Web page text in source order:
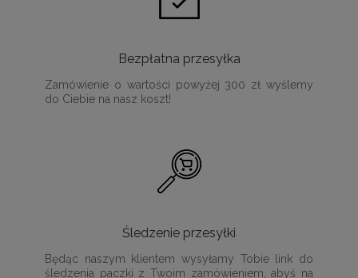
Bezpłatna przesyłka
Zamówienie o wartości powyżej 300 zł wyślemy
do Ciebie na nasz koszt!
Śledzenie przesyłki
Będąc naszym klientem wysyłamy Tobie link do
śledzenia paczki z Twoim zamówieniem, abyś na